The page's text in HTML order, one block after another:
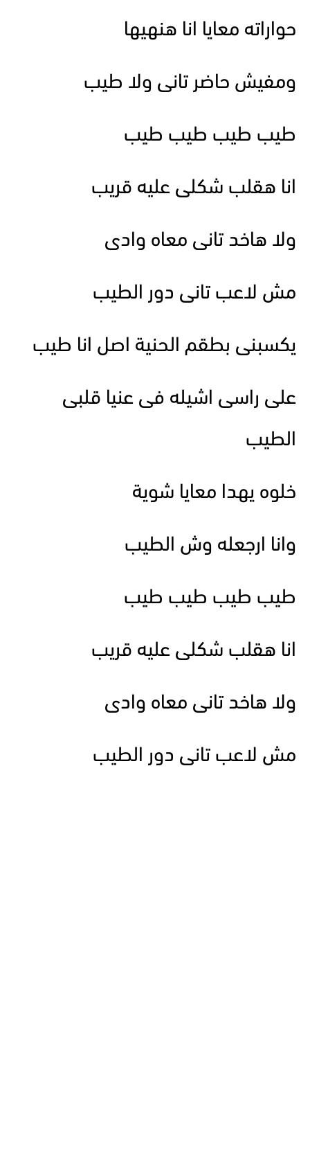
حواراته معايا انا هنهيها
ومفيش حاضر تانى ولا طيب
طيب طيب طيب طيب
انا هقلب شكلى عليه قريب
ولا هاخد تانى معاه وادى
مش لاعب تانى دور الطيب
يكسبنى بطقم الحنية اصل انا طيب
على راسى اشيله فى عنيا قلبى
الطيب
خلوه يهدا معايا شوية
وانا ارجعله وش الطيب
طيب طيب طيب طيب
انا هقلب شكلى عليه قريب
ولا هاخد تانى معاه وادى
مش لاعب تانى دور الطيب